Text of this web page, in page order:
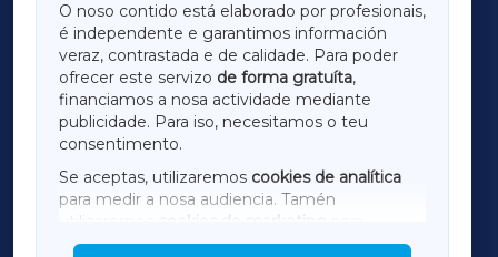
O noso contido está elaborado por profesionais,
é independente e garantimos información
veraz, contrastada e de calidade. Para poder
ofrecer este servizo de forma gratuíta,
financiamos a nosa actividade mediante
publicidade. Para iso, necesitamos o teu
consentimento.
Se aceptas, utilizaremos cookies de analítica
para medir a nosa audiencia. Tamén
utilizaremos
cookies de marketing
mostrar publicidade de terceiros.
LUGOXA
TERRACHAXA
AMARIÑAXA